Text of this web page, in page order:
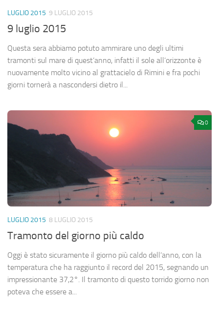
LUGLIO 2015 9 LUGLIO 2015
9 luglio 2015
Questa sera abbiamo potuto ammirare uno degli ultimi
tramonti sul mare di quest’anno, infatti il sole all’orizzonte è
nuovamente molto vicino al grattacielo di Rimini e fra pochi
giorni tornerà a nascondersi dietro il...
0
LUGLIO 2015 8 LUGLIO 2015
Tramonto del giorno più caldo
Oggi è stato sicuramente il giorno più caldo dell’anno, con la
temperatura che ha raggiunto il record del 2015, segnando un
impressionante 37,2°. Il tramonto di questo torrido giorno non
poteva che essere a...